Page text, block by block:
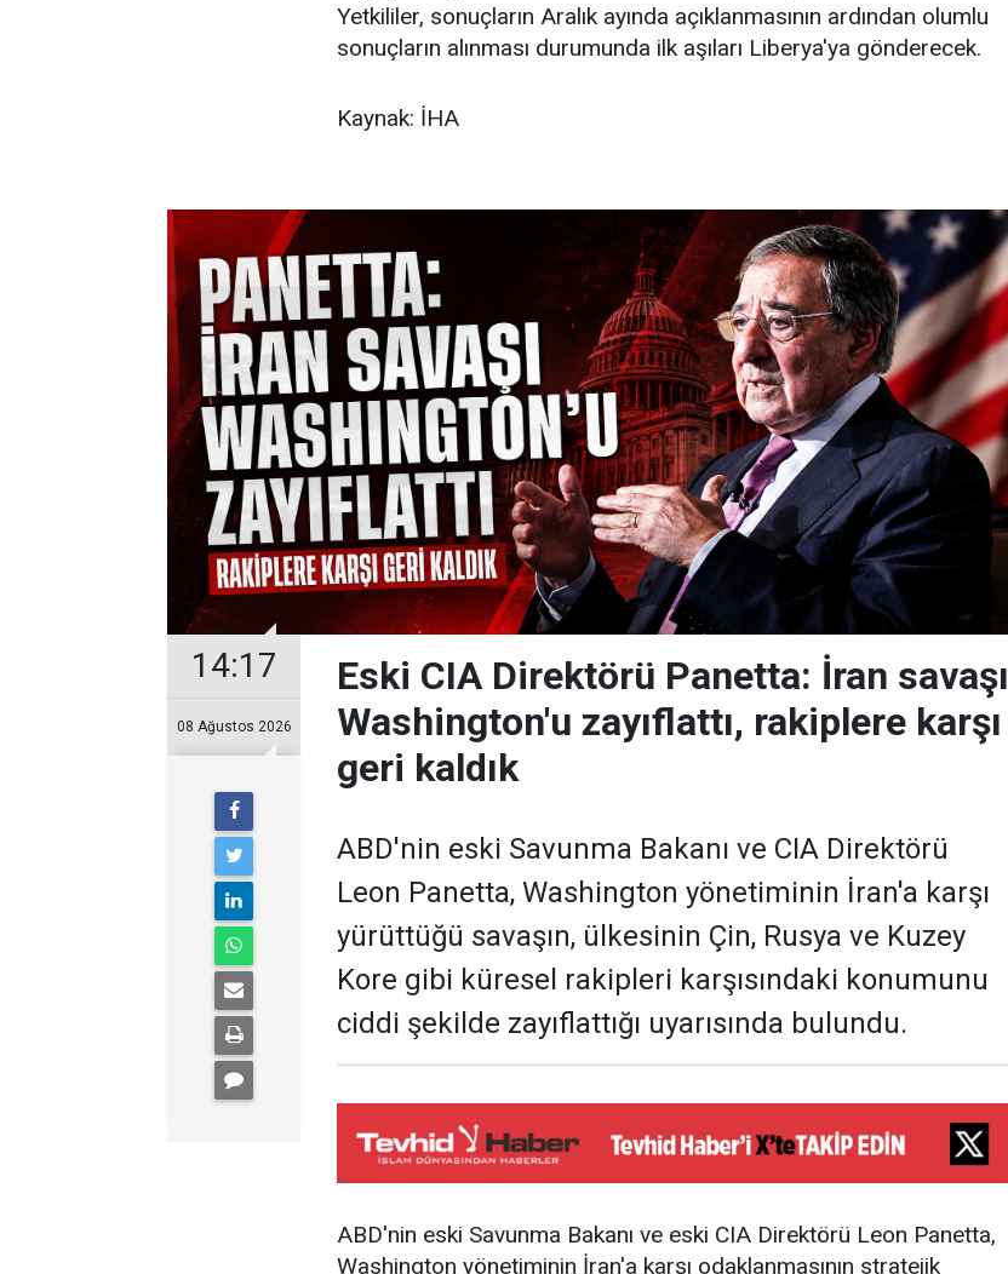
Yetkililer, sonuçların Aralık ayında açıklanmasının ardından olumlu
sonuçların alınması durumunda ilk aşıları Liberya'ya gönderecek.
Kaynak: İHA
14:17
08 Ağustos 2026
Eski CIA Direktörü Panetta: İran savaşı
Washington'u zayıflattı, rakiplere karşı
geri kaldık
ABD'nin eski Savunma Bakanı ve CIA Direktörü
Leon Panetta, Washington yönetiminin İran'a karşı
yürüttüğü savaşın, ülkesinin Çin, Rusya ve Kuzey
Kore gibi küresel rakipleri karşısındaki konumunu
ciddi şekilde zayıflattığı uyarısında bulundu.
ABD'nin eski Savunma Bakanı ve eski CIA Direktörü Leon Panetta,
Washington yönetiminin İran'a karşı odaklanmasının stratejik